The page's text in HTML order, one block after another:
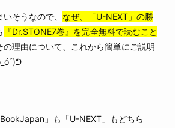
そうなので、 なぜ、「U-NEXT」の勝
『Dr.STONE7巻』を完全無料で読むこと
の理由について、これから簡単にご説明
」も「U-NEXT」もどちら